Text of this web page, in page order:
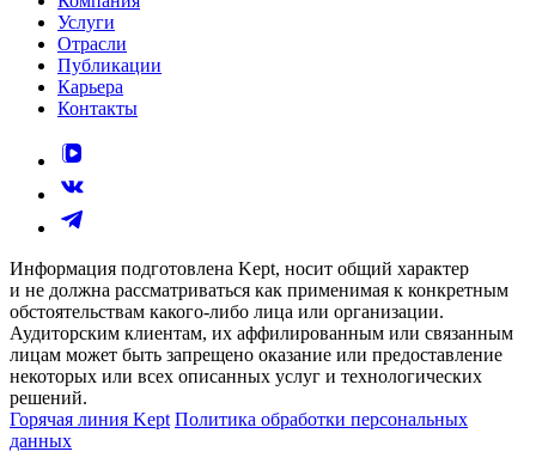
Услуги
Отрасли
Публикации
Карьера
Контакты
Информация подготовлена Kept, носит общий характер
и не должна рассматриваться как применимая к конкретным
обстоятельствам какого-либо лица или организации.
Аудиторским клиентам, их аффилированным или связанным
лицам может быть запрещено оказание или предоставление
некоторых или всех описанных услуг и технологических
решений.
Горячая линия Kept Политика обработки персональных
данных